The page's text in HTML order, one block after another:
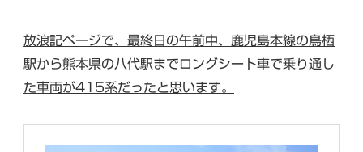
放浪記ページで、最終日の午前中、鹿児島本線の鳥栖
駅から熊本県の八代駅までロングシート車で乗り通し
た車両が415系だったと思います。